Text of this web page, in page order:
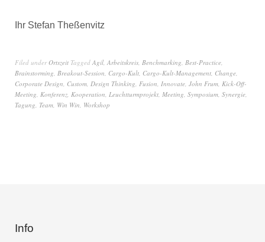
Ihr Stefan Theßenvitz
Filed underOrtszeit Tagged Agil, Arbeitskreis, Benchmarking, Best-Practice,
Brainstorming, Breakout-Session, Cargo-Kult, Cargo-Kult-Management, Change,
Corporate Design, Custom, Design Thinking, Fusion, Innovate, John Frum, Kick-Off-
Meeting, Konferenz, Kooperation, Leuchtturmprojekt, Meeting, Symposium, Synergie,
Tagung, Team, Win Win, Workshop
Info